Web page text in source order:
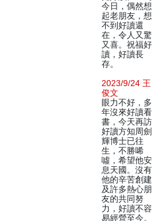
今日，偶然想
起老朋友，想
不到好讀還
在，令人又驚
又喜。祝福好
讀，好讀長
存。
2023/9/24 王
俊文
眼力不好，多
年沒來好讀看
書，今天再訪
好讀方知周劍
輝博士已往
生，不勝唏
噓，希望他安
息天國。沒有
他的辛苦創建
及許多熱心朋
友的共同努
力，好讀不容
易經營至今。